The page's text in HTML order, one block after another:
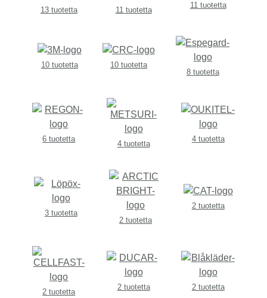
13 tuotetta 11 tuotetta
11 tuotetta
10 tuotetta
10 tuotetta
8 tuotetta
6 tuotetta
4 tuotetta
4 tuotetta
3 tuotetta
2 tuotetta
2 tuotetta
2 tuotetta
2 tuotetta 2 tuotetta